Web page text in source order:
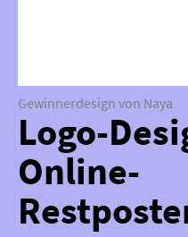
Gewinnerdesign von Naya
Logo-
Online-